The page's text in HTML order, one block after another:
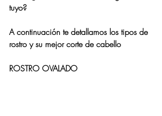
tuyo?
A continuación te detallamos los tipos de
rostro y su mejor corte de cabello
ROSTRO OVALADO